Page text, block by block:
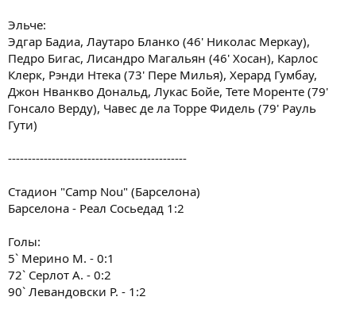
Эльче:
Эдгар Бадиа, Лаутаро Бланко (46' Николас Меркау),
Педро Бигас, Лисандро Магальян (46' Хосан), Карлос
Клерк, Рэнди Нтека (73' Пере Милья), Херард Гумбау,
Джон Нванкво Дональд, Лукас Бойе, Тете Моренте (79'
Гонсало Верду), Чавес де ла Торре Фидель (79' Рауль
Гути)
---------------------------------------------
Стадион "Camp Nou" (Барселона)
Барселона - Реал Сосьедад 1:2
Голы:
5` Мерино М. - 0:1
72` Серлот А. - 0:2
90` Левандовски Р. - 1:2